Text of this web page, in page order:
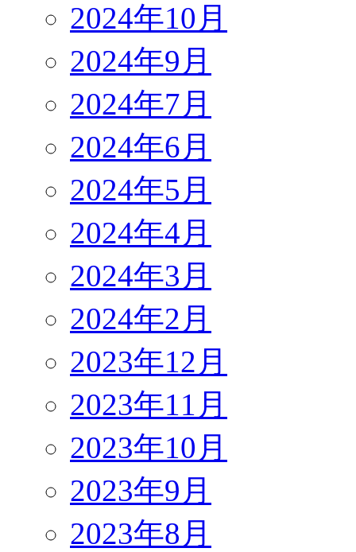
2024年10月
2024年9月
2024年7月
2024年6月
2024年5月
2024年4月
2024年3月
2024年2月
2023年12月
2023年11月
2023年10月
2023年9月
2023年8月